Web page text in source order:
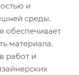
и
среды.
обеспечивает
материала.
работ и